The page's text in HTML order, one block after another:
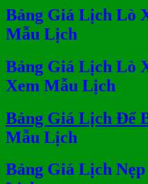
Bảng Giá Lịch Lò
Mẫu Lịch
Bảng Giá Lịch Lò
Xem Mẫu Lịch
Bảng Giá Lịch Để
Mẫu Lịch
Bảng Giá Lịch